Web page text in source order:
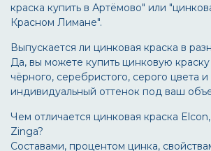
краска купить в Артёмово" или
Красном Лимане".
Выпускается ли цинковая краска в
Да, вы можете купить цинковую
чёрного, серебристого, серого цвета и
индивидуальный оттенок под ваш
Чем отличается цинковая краска
Zinga?
Составами, процентом цинка,